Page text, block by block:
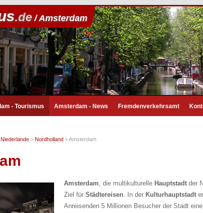
.de/ Amsterdam
- Tourismus Amsterdam - News Fremdenverkehrsamt
Niederlande > Nordholland >Amsterdam
Amsterdam, die multikulturelle Hauptstadt der
Ziel fürStädtereisen. In der Kulturhauptstadt
Anreisenden 5 Millionen Besucher der Stadt